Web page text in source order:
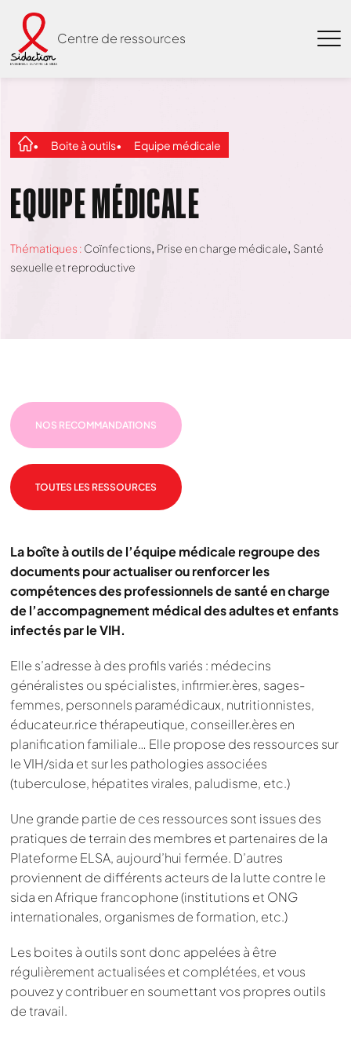
Centre de ressources
Boite à outils Equipe médicale
EQUIPE MÉDICALE
Thématiques : Coïnfections Prise en charge médicale Santé
sexuelle et reproductive
La boîte à outils de l’équipe médicale regroupe des
documents pour actualiser ou renforcer les
compétences des professionnels de santé en charge
de l’accompagnement médical des adultes et enfants
infectés par le VIH.
Elle s’adresse à des profils variés : médecins
généralistes ou spécialistes, infirmier.ères, sages-
femmes, personnels paramédicaux, nutritionnistes,
éducateur.rice thérapeutique, conseiller.ères en
planification familiale… Elle propose des ressources sur
le VIH/sida et sur les pathologies associées
(tuberculose, hépatites virales, paludisme, etc.)
Une grande partie de ces ressources sont issues des
pratiques de terrain des membres et partenaires de la
Plateforme ELSA, aujourd’hui fermée. D’autres
proviennent de différents acteurs de la lutte contre le
sida en Afrique francophone (institutions et ONG
internationales, organismes de formation, etc.)
Les boites à outils sont donc appelées à être
régulièrement actualisées et complétées, et vous
pouvez y contribuer en soumettant vos propres outils
de travail.
NOS RECOMMANDATIONS
TOUTES LES RESSOURCES